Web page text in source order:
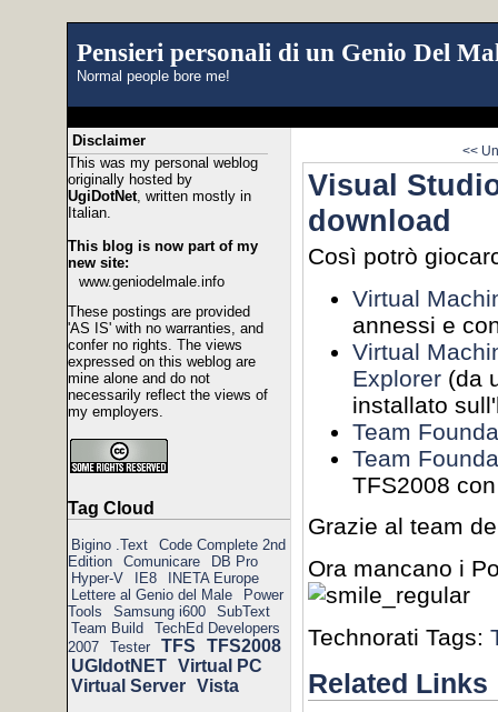
Pensieri personali di un Genio Del
Normal people bore me!
Disclaimer
This was my personal weblog
originally hosted by
UgiDotNet, written mostly in
Italian.
This blog is now part of my
new site:
www.geniodelmale.info
These postings are provided
'AS IS' with no warranties, and
confer no rights. The views
expressed on this weblog are
mine alone and do not
necessarily reflect the views of
my employers.
Tag Cloud
Bigino .Text
Code Complete 2nd
Edition
Comunicare
DB Pro
Hyper-V
IE8
INETA Europe
Lettere al Genio del Male
Power
Tools
Samsung i600
SubText
Team Build
TechEd Developers
2007
Tester TFS
TFS2008
UGIdotNET Virtual PC
Virtual Server Vista
<<
Visual
download
Così potrò
Virtual
annessi e
Virtual
Explorer (da
installato
Team
Team
TFS2008
Grazie al team
Ora mancano i
Technorati Tags:
Related Links